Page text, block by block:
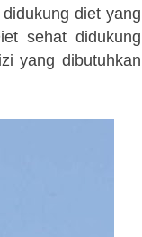
didukung diet yang
sehat didukung
yang dibutuhkan